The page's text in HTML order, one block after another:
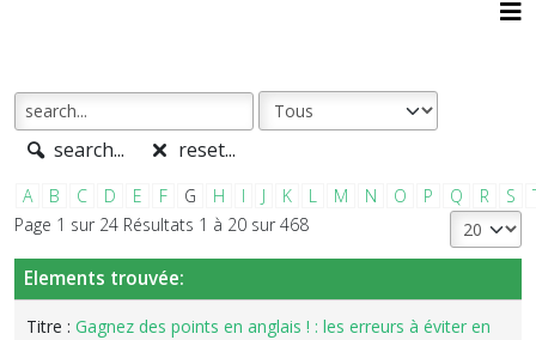
search... reset...
A B C D E F G H I J K L M N O P Q R S
Page 1 sur 24 Résultats 1 à 20 sur 468
Elements trouvée:
Titre : Gagnez des points en anglais ! : les erreurs à éviter en